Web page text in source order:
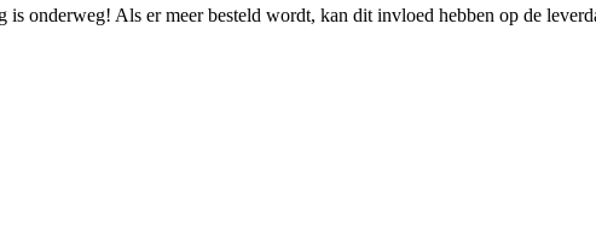
onderweg! Als er meer besteld wordt, kan dit invloed hebben op de